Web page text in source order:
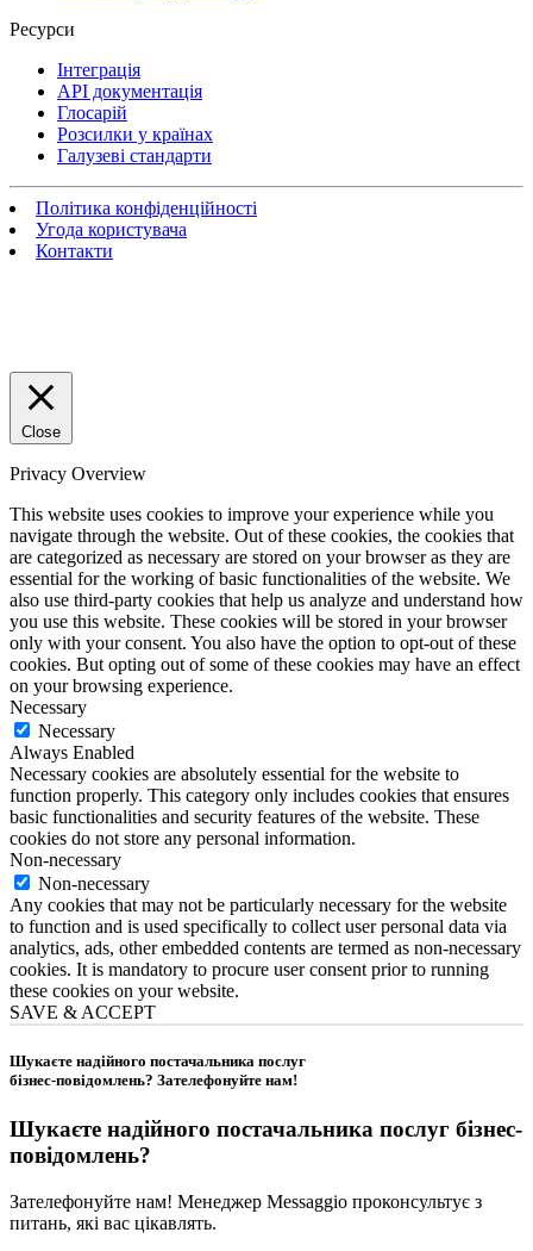
Ресурси
Інтеграція
API документація
Глосарій
Розсилки у країнах
Галузеві стандарти
Політика конфіденційності
Угода користувача
Контакти
Close
Privacy Overview
This website uses cookies to improve your experience while you
navigate through the website. Out of these cookies, the cookies that
are categorized as necessary are stored on your browser as they are
essential for the working of basic functionalities of the website. We
also use third-party cookies that help us analyze and understand how
you use this website. These cookies will be stored in your browser
only with your consent. You also have the option to opt-out of these
cookies. But opting out of some of these cookies may have an effect
on your browsing experience.
Necessary
Necessary
Always Enabled
Necessary cookies are absolutely essential for the website to
function properly. This category only includes cookies that ensures
basic functionalities and security features of the website. These
cookies do not store any personal information.
Non-necessary
Non-necessary
Any cookies that may not be particularly necessary for the website
to function and is used specifically to collect user personal data via
analytics, ads, other embedded contents are termed as non-necessary
cookies. It is mandatory to procure user consent prior to running
these cookies on your website.
SAVE & ACCEPT
Шукаєте надійного постачальника послуг
бізнес-повідомлень? Зателефонуйте нам!
Шукаєте надійного постачальника послуг бізнес-
повідомлень?
Зателефонуйте нам! Менеджер Messaggio проконсультує з
питань, які вас цікавлять.